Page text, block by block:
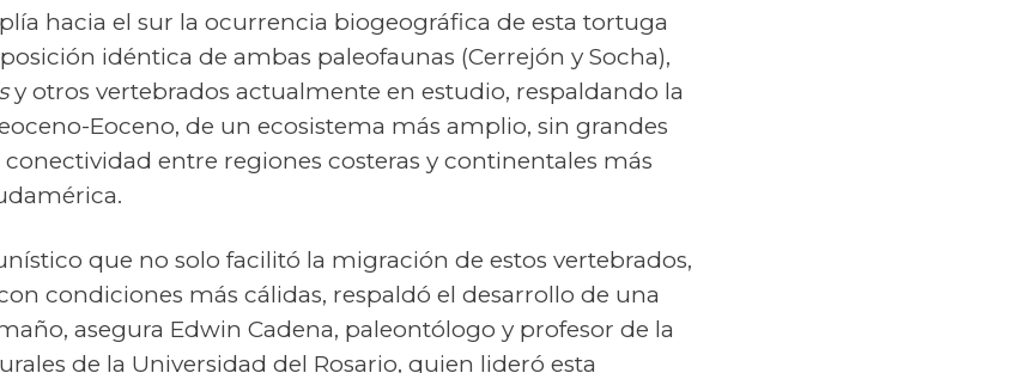
hacia el sur la ocurrencia biogeográfica de esta tortuga
idéntica de ambas paleofaunas (Cerrejón y Socha),
y otros vertebrados actualmente en estudio, respaldando la
Eoceno, de un ecosistema más amplio, sin grandes
entre regiones costeras y continentales más
que no solo facilitó la migración de estos vertebrados,
condiciones más cálidas, respaldó el desarrollo de una
asegura Edwin Cadena, paleontólogo y profesor de la
de la Universidad del Rosario, quien lideró esta